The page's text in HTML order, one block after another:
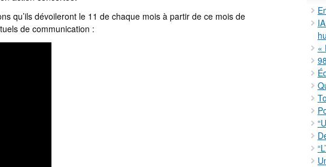
qu’ils dévoileront le 11 de chaque mois à partir de ce mois de
de communication :
«